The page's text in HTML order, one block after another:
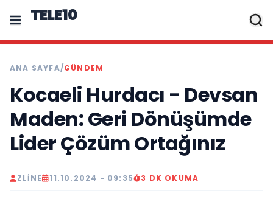
TELE10
ANA SAYFA/GÜNDEM
Kocaeli Hurdacı - Devsan
Maden: Geri Dönüşümde
Lider Çözüm Ortağınız
ZLINE 11.10.2024 - 09:35 3 DK OKUMA